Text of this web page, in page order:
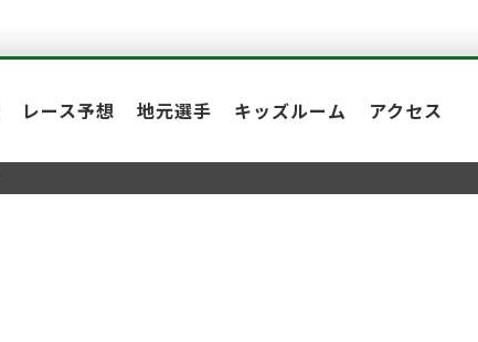
レース予想 地元選手 キッズルーム アクセス